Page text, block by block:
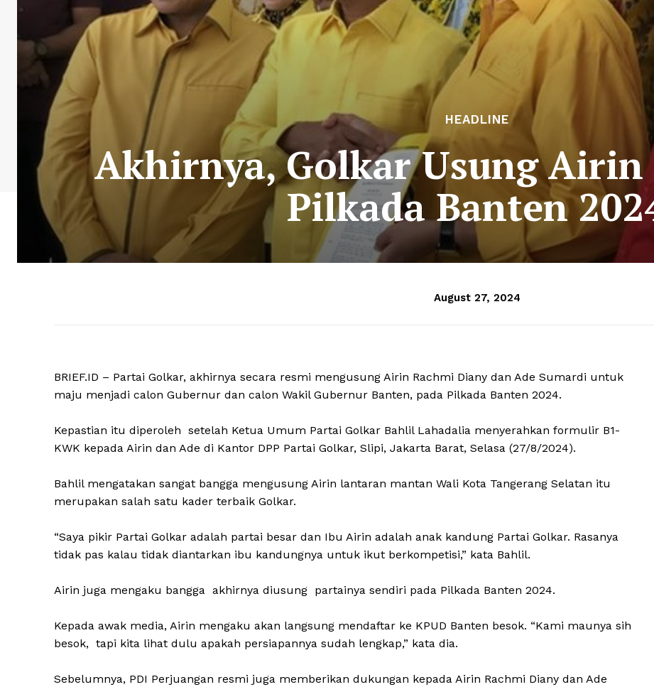
HEADLINE
Akhirnya, Golkar Usung Airin
Pilkada Banten
August 27, 2024
BRIEF.ID – Partai Golkar, akhirnya secara resmi mengusung Airin Rachmi Diany dan Ade Sumardi untuk
maju menjadi calon Gubernur dan calon Wakil Gubernur Banten, pada Pilkada Banten 2024.
Kepastian itu diperoleh setelah Ketua Umum Partai Golkar Bahlil Lahadalia menyerahkan formulir B1-
KWK kepada Airin dan Ade di Kantor DPP Partai Golkar, Slipi, Jakarta Barat, Selasa (27/8/2024).
Bahlil mengatakan sangat bangga mengusung Airin lantaran mantan Wali Kota Tangerang Selatan itu
merupakan salah satu kader terbaik Golkar.
“Saya pikir Partai Golkar adalah partai besar dan Ibu Airin adalah anak kandung Partai Golkar. Rasanya
tidak pas kalau tidak diantarkan ibu kandungnya untuk ikut berkompetisi,” kata Bahlil.
Airin juga mengaku bangga akhirnya diusung partainya sendiri pada Pilkada Banten 2024.
Kepada awak media, Airin mengaku akan langsung mendaftar ke KPUD Banten besok. “Kami maunya sih
besok, tapi kita lihat dulu apakah persiapannya sudah lengkap,” kata dia.
Sebelumnya, PDI Perjuangan resmi juga memberikan dukungan kepada Airin Rachmi Diany dan Ade